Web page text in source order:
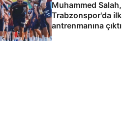
Muhammed Salah,
Trabzonspor'da ilk
antrenmanına çıktı